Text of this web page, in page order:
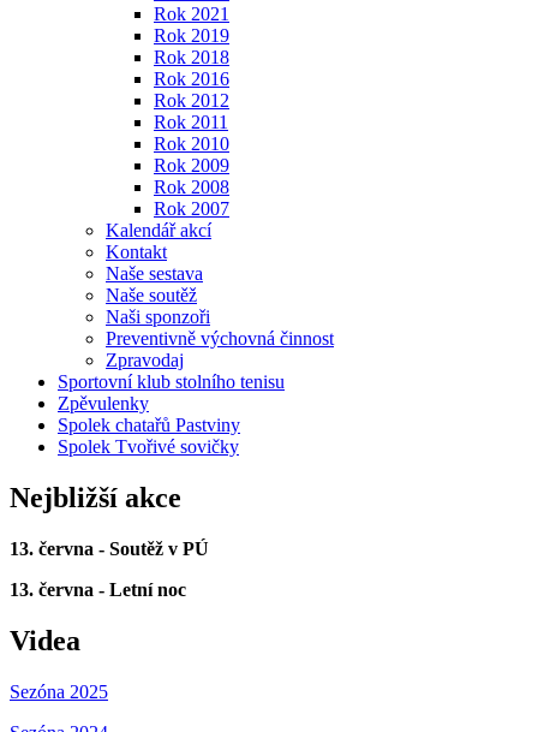
Rok 2021
Rok 2019
Rok 2018
Rok 2016
Rok 2012
Rok 2011
Rok 2010
Rok 2009
Rok 2008
Rok 2007
Kalendář akcí
Kontakt
Naše sestava
Naše soutěž
Naši sponzoři
Preventivně výchovná činnost
Zpravodaj
Sportovní klub stolního tenisu
Zpěvulenky
Spolek chatařů Pastviny
Spolek Tvořivé sovičky
Nejbližší akce
13. června - Soutěž v PÚ
13. června - Letní noc
Videa
Sezóna 2025